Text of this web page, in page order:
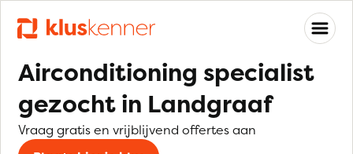
Airconditioning specialist
gezocht in Landgraaf
Vraag gratis en vrijblijvend offertes aan